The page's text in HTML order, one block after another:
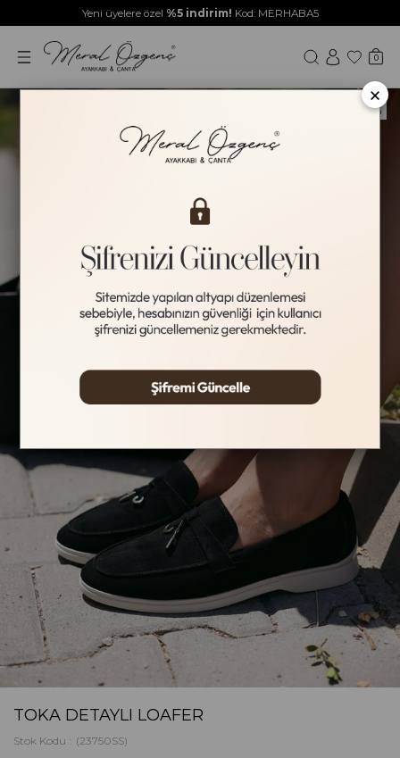
Yeni üyelere özel %5 indirim! Kod: MERHABA5
0
Yeni Ürün
TOKA DETAYLI LOAFER
Stok Kodu (23750SS)
×